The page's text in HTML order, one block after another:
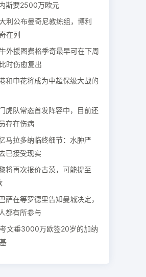
斯要2500万欧元
利公布曼奇尼教练组，博利
在列
外援图费格季奇最早可在下周
时伤愈复出
和申花将成为中超保级大战的
虎队常态首发阵容中，目前还
存在伤病
马拉多纳临终细节：水肿严
已接受现实
将再次报价古茨，可能提至
萨在等罗德里告知曼城决定，
都有所参与
文垂3000万欧签20岁的加纳